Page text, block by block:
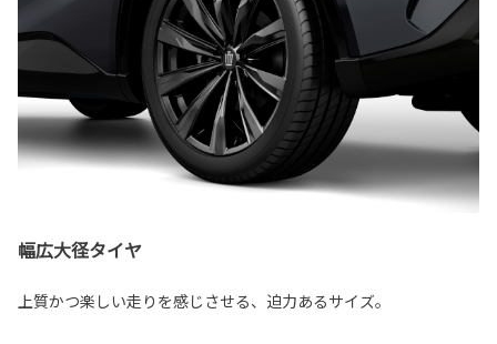
幅広大径タイヤ
上質かつ楽しい走りを感じさせる、迫力あるサイズ。